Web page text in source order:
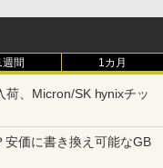
週間 1カ月
、Micron/SK hynixチッ
価に書き換え可能なGB